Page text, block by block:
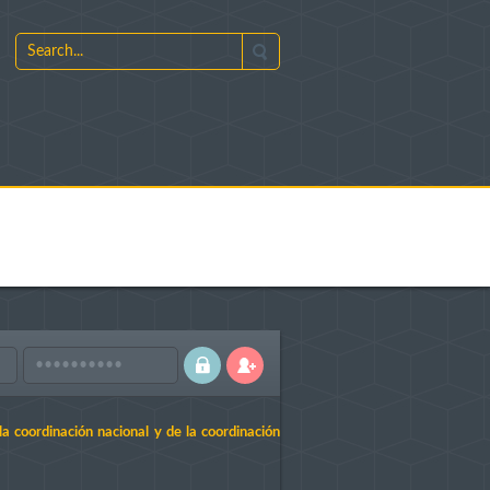
coordinación nacional y de la coordinación